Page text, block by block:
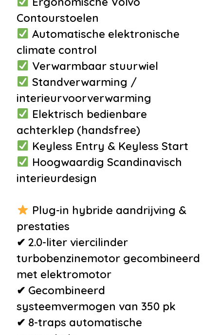
•Bluetooth
telefoonvoorbereiding
•Multimedia-voorbereiding
•Multimedia systeem
•Navigatie
•Stuurwiel multifunctioneel
Interieur
•Airco met elektronische
regeling
•Contour stoelen
•Keyless start
•Achterbank in delen
neerklapbaar
•Achterbank met armsteun en
skiluik
•Aluminium interieur afwerking
•Armsteun
•Armsteun voor
•Bagage-afdekhoes
Contourstoelen
Automatische elektronische
climate control
Verwarmbaar stuurwiel
Standverwarming /
interieurvoorverwarming
Elektrisch bedienbare
achterklep (handsfree)
Keyless Entry & Keyless Start
Hoogwaardig Scandinavisch
interieurdesign
Plug-in hybride aandrijving &
prestaties
✔ 2.0-liter viercilinder
turbobenzinemotor gecombineerd
met elektromotor
✔ Gecombineerd
systeemvermogen van 350 pk
✔ 8-traps automatische